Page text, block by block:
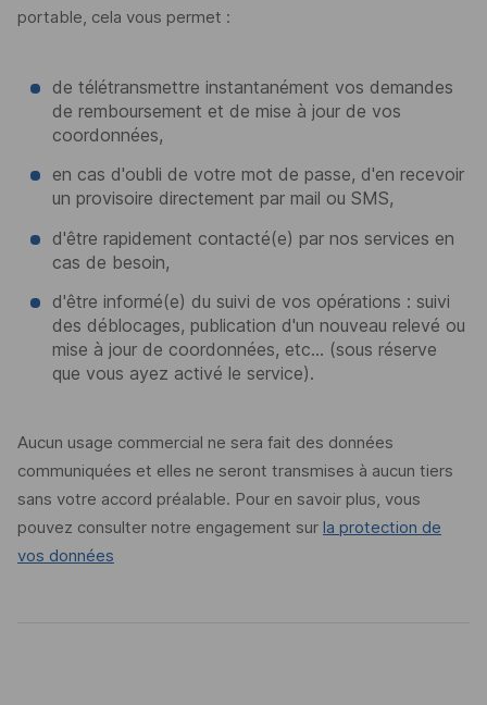
portable, cela vous permet :
de télétransmettre instantanément vos demandes
de remboursement et de mise à jour de vos
coordonnées,
en cas d'oubli de votre mot de passe, d'en recevoir
un provisoire directement par mail ou SMS,
d'être rapidement contacté(e) par nos services en
cas de besoin,
d'être informé(e) du suivi de vos opérations : suivi
des déblocages, publication d'un nouveau relevé ou
mise à jour de coordonnées, etc... (sous réserve
que vous ayez activé le service).
Aucun usage commercial ne sera fait des données
communiquées et elles ne seront transmises à aucun tiers
sans votre accord préalable. Pour en savoir plus, vous
pouvez consulter notre engagement sur la protection de
vos données